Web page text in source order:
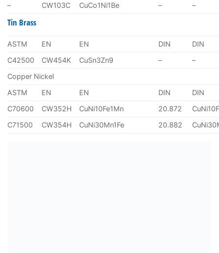
–
CW103C CuCo1Ni1Be – –
Tin Brass
ASTM EN EN DIN
DIN
C42500
CW454K CuSn3Zn9 –
–
Copper Nickel
ASTM
EN EN DIN
DIN
C70600
CW352H CuNi10Fe1Mn 20.872
C71500
CW354H CuNi30Mn1Fe 20.882